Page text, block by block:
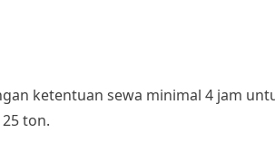
ketentuan sewa minimal 4 jam
ton.